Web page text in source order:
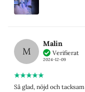
M
Malin
Verifierat
2024-12-09
Så glad, nöjd och